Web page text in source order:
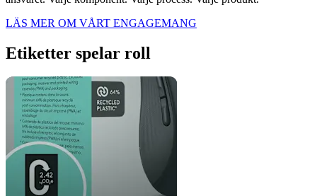
LÄS MER OM VÅRT ENGAGEMANG
Etiketter spelar roll